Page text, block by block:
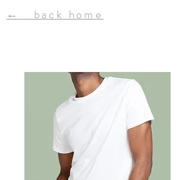
← back home